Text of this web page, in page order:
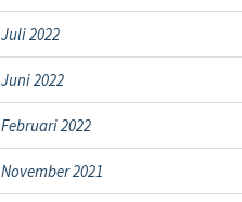
Juli 2022
Juni 2022
Februari 2022
November 2021